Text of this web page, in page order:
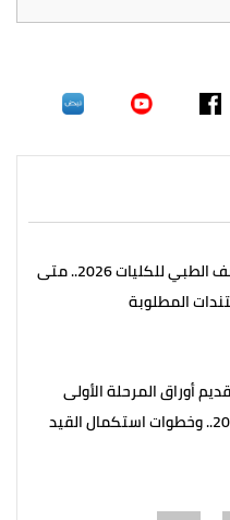
موعد الكشف الطبي للكليات 2026.. متى
المطلوبة
أوراق المرحلة الأولى